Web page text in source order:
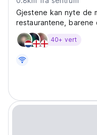
Gjestene kan nyte de
restaurantene,
innen gangavstand fra
40+ vert